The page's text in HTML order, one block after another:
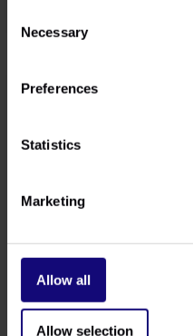
Selection
Necessary
Preferences
Statistics
Marketing
Allow all
Allow selection
€115,00
400
€285,00 Disponible